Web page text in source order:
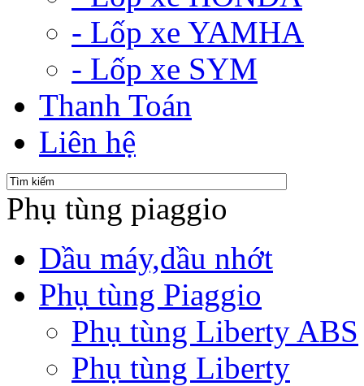
- Lốp xe YAMHA
- Lốp xe SYM
Thanh Toán
Liên hệ
Phụ tùng piaggio
Dầu máy,dầu nhớt
Phụ tùng Piaggio
Phụ tùng Liberty ABS
Phụ tùng Liberty